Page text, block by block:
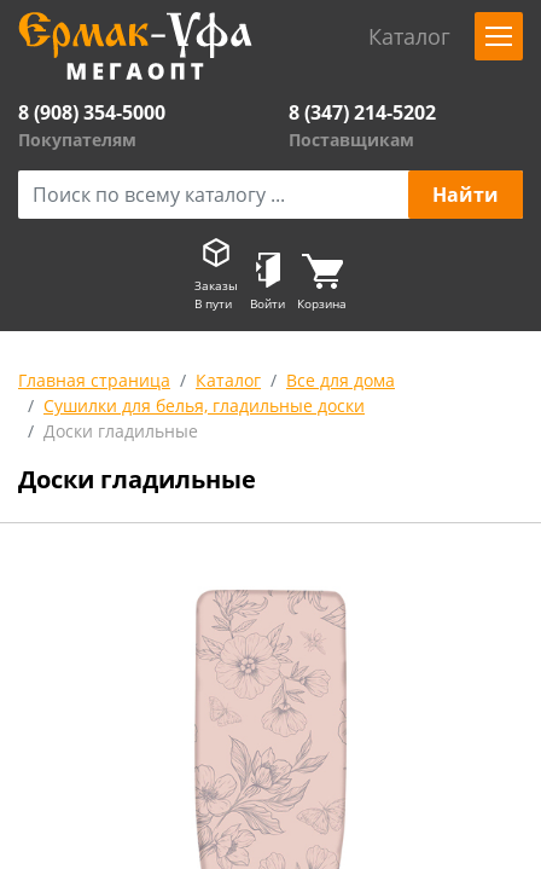
Каталог
8 (908) 354-5000
Покупателям
8 (347) 214-5202
Поставщикам
Заказы
В пути
Войти Корзина
Главная страница Каталог
Все для дома
Сушилки для белья, гладильные доски
Доски гладильные
Доски гладильные